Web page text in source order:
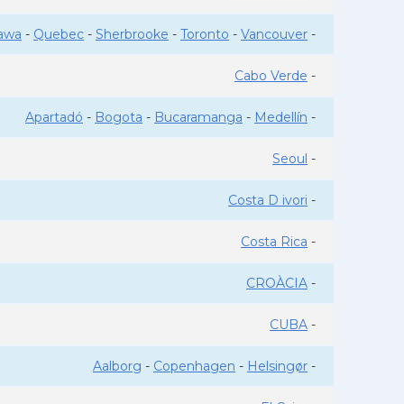
- Quebec - Sherbrooke - Toronto - Vancouver -
Cabo Verde -
Apartadó - Bogota - Bucaramanga - Medellín -
Seoul -
Costa D ivori -
Costa Rica -
CROÀCIA -
CUBA -
Aalborg - Copenhagen - Helsingør -